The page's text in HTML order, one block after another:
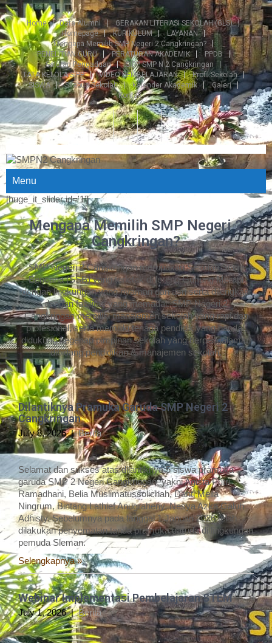
Home Data Alumni
GERAKAN LITERASI SEKOLAH (GLS)
Homepage
KURIKULUM
LAYANAN
Mengapa Memilih SMP Negeri 2 Cangkringan?
PENELITIAN GURU
PERATURAN AKADEMIK
PPDB
Saluran Pengaduan
SIPP SMP N 2 Cangkringan
TATA KELOLA SIPP
VIDEO PEMBELAJARAN
Profil Sekolah
SISWA
Silabus Sekolah Kalender Akademik
Galeri
Kontak
Menu
[huge_it_slider id='1']
Mengapa Memilih SMP Negeri 2
Cangkringan?
SMP Negeri 2 Cangkringan merupakan Sekolah Siaga
Bencana (SSB) yang terletak di lereng Gunung Merapi
dengan lingkungan yang nyaman dan asri serta dilengkapi
dengan fasilitas yang memadai. SMP Negeri 2
Cangkringan memiliki manajemen sekolah yang rapi dan
profesional, serta memiliki tenaga pendidik yang handal,
didukung segenap pimpinan sekolah yang berpengalaman
dibidang pendidikan & manajemen sekolah.
Dilantiknya Pramuka Garuda SMP Negeri 2
Cangkringan
July 8, 2026 |Berita
Selamat dan sukses atas dilantiknya 5 siswa pramuka
garuda SMP 2 Negeri Cangkringan, yakni Agista Putri
Ramadhani, Belia Muslimatussolichah, Danti Melia
Ningrum, Bintang Lathief Anugraheny, Nesya Azka Galuh
Adhisty. Sebelumnya pada tanggal 1 Januari 2026 telah
dilakukan penyematan tanda pramuka garuda di lingkungan
pemuda Sleman.
Selengkapnya »
Webinar Implementasi Pembelajaran STEM
July 1, 2026 |Berita